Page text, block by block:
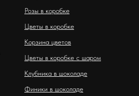
Розы в коробке
Цветы в коробке
Корзина цветов
Цветы в коробке с шаром
Клубника в шоколаде
Финики в шоколаде